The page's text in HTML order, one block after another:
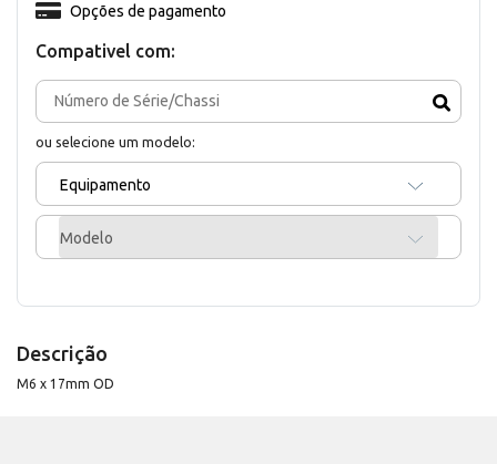
Compativel com:
ou selecione um modelo:
Equipamento
Modelo
Opções de pagamento
Descrição
M6 x 17mm OD